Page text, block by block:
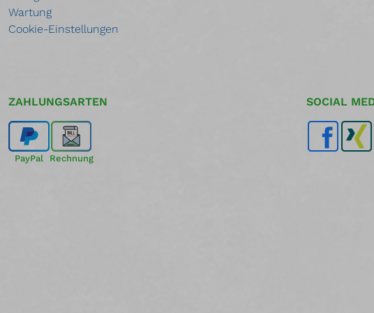
Wartung
Cookie-Einstellungen
ZAHLUNGSARTEN
PayPal Rechnung
SOCIAL